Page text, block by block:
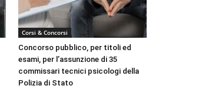
Corsi & Concorsi
Concorso pubblico, per titoli ed
esami, per l’assunzione di 35
commissari tecnici psicologi della
Polizia di Stato